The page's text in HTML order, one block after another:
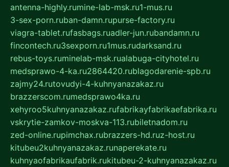
antenna-highly.rumine-lab-msk.ru1-mus.ru
3-sex-porn.ruban-damn.rupurse-factory.ru
viagra-tablet.rufasbags.ruadler-jun.rubandamn.ru
fincontech.ru3sexporn.ru1mus.rudarksand.ru
rebus-toys.ruminelab-msk.rualabuga-cityhotel.ru
medsprawo-4-ka.ru2864420.rublagodarenie-spb.ru
zajmy24.rutovudyi-4-kuhnyanazakaz.ru
brazzerscom.rumedsprawo4ka.ru
xehyroo5kuhnyanazakaz.rufabrikayfabrikaefabrika.ru
vskrytie-zamkov-moskva-113.rubiletnadom.ru
zed-online.rupimchax.rubrazzers-hd.ruz-host.ru
kitubeu2kuhnyanazakaz.runaperekate.ru
kuhnyaofabrikaufabrik.rukitubeu-2-kuhnyanazakaz.ru